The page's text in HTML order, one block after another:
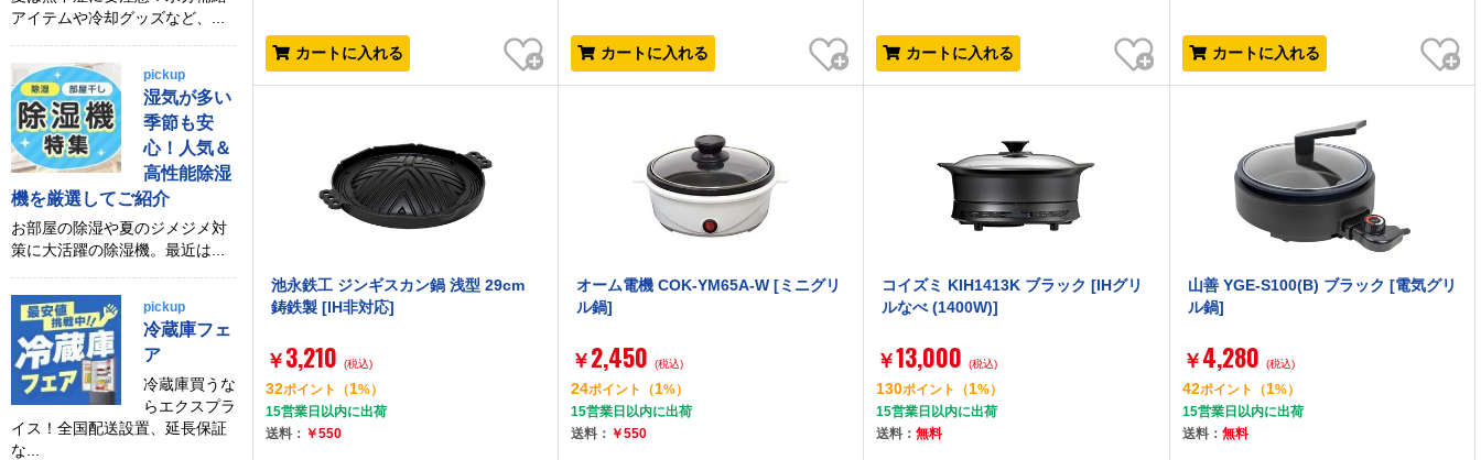
カートに入れる
お気に入り
カートに入れる
お気に入り
カートに入れる
お気に入り
カートに入れる
お気に入り
池永鉄工 ジンギスカン鍋 浅型 29cm
鋳鉄製 [IH非対応]
￥ 3,210 (税込)
32ポイント （1%）
15営業日以内に出荷
送料： ￥550
オーム電機 COK-YM65A-W [ミニグリ
ル鍋]
￥ 2,450 (税込)
24ポイント （1%）
15営業日以内に出荷
送料： ￥550
コイズミ KIH1413K ブラック [IHグリ
ルなべ (1400W)]
￥13,000 (税込)
130ポイント （1%）
15営業日以内に出荷
送料：無料
山善 YGE-S100(B) ブラック [電気グリ
ル鍋]
￥ 4,280 (税込)
42ポイント （1%）
15営業日以内に出荷
送料： 無料
アイテムや冷却グッズなど、...
pickup
湿気が多い
季節も安
心！人気＆
高性能除湿
機を厳選してご紹介
お部屋の除湿や夏のジメジメ対
策に大活躍の除湿機。最近は...
pickup
冷蔵庫フェ
ア
冷蔵庫買うな
らエクスプラ
イス！全国配送設置、延長保証
な...